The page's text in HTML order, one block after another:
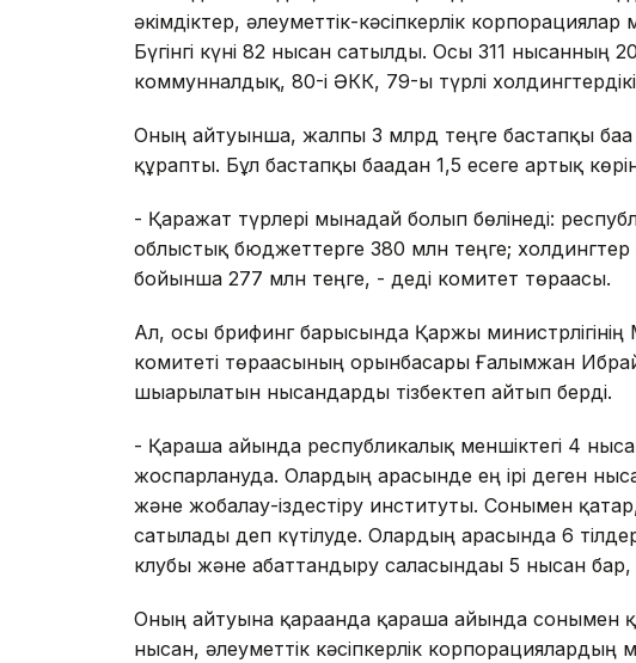
әкімдіктер, әлеуметтік-кәсіпкерлік
Бүгінгі күні 82 нысан сатылды. Осы 311 нысанның
коммунналдық, 80-і ӘКК, 79-ы түрлі
Оның айтуынша, жалпы 3 млрд теңге бастапқы баға
құрапты. Бұл бастапқы бағадан 1,5 есеге артық
- Қаражат түрлері мынадай болып бөлінеді:
облыстық бюджеттерге 380 млн теңге;
бойынша 277 млн теңге, - деді комитет төрағасы.
Ал, осы брифинг барысында Қаржы министрлігінің
комитеті төрағасының орынбасары Ғалымжан
шығарылатын нысандарды тізбектеп айтып берді.
- Қараша айында республикалық меншіктегі 4
жоспарлануда. Олардың арасынде ең ірі деген
және жобалау-іздестіру институты. Сонымен
сатылады деп күтілуде. Олардың арасында 6
клубы және абаттандыру саласындағы 5 нысан бар,
Оның айтуына қарағанда қараша айында сонымен
нысан, әлеуметтік кәсіпкерлік корпорациялардың